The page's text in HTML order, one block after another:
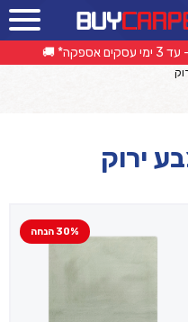
🔁
ירוק
30% הנחה